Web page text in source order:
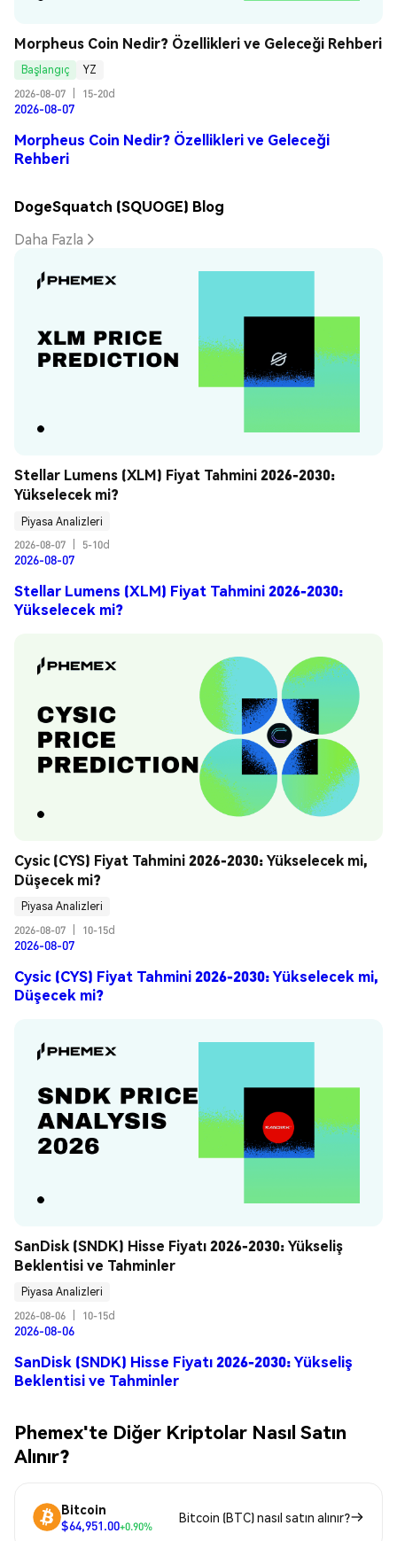
Morpheus Coin Nedir? Özellikleri ve Geleceği Rehberi
Başlangıç
YZ
2026-08-07
15-20d
2026-08-07
Morpheus Coin Nedir? Özellikleri ve Geleceği
Rehberi
DogeSquatch (SQUOGE) Blog
Daha Fazla
Stellar Lumens (XLM) Fiyat Tahmini 2026-2030:
Yükselecek mi?
Piyasa Analizleri
2026-08-07
5-10d
2026-08-07
Stellar Lumens (XLM) Fiyat Tahmini 2026-2030:
Yükselecek mi?
Cysic (CYS) Fiyat Tahmini 2026-2030: Yükselecek mi,
Düşecek mi?
Piyasa Analizleri
2026-08-07
10-15d
2026-08-07
Cysic (CYS) Fiyat Tahmini 2026-2030: Yükselecek mi,
Düşecek mi?
SanDisk (SNDK) Hisse Fiyatı 2026-2030: Yükseliş
Beklentisi ve Tahminler
Piyasa Analizleri
2026-08-06
10-15d
2026-08-06
SanDisk (SNDK) Hisse Fiyatı 2026-2030: Yükseliş
Beklentisi ve Tahminler
Phemex'te Diğer Kriptolar Nasıl Satın
Alınır?
Bitcoin
$64,951.00+0.90%
Bitcoin (BTC) nasıl satın alınır?